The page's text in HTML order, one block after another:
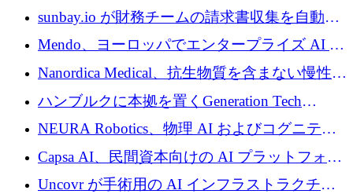
万ドルを調達
sunbay.io が財務チームの請求書収集を自動化
するために 55 万ユーロを調達
Mendo、ヨーロッパでエンタープライズ AI 導
入を拡大するために 1,200 万ユーロを確保
Nanordica Medical、抗生物質を含まない慢性創
傷治療薬を市場に投入するために 160 万ユー
ロを調達
ハンブルクに本拠を置くGeneration Tech
Partnersが5,000万ユーロのAIロールアップファ
NEURA Robotics、物理 AI およびコグニティ
ブ ロボティクス プラットフォームを拡張する
ためにシリーズ C で最大 14 億ドルを確保
Capsa AI、民間資本向けの AI プラットフォー
ムを拡大するために 1,800 万ドルを調達
Uncovr が手術用の AI インフラストラクチャ